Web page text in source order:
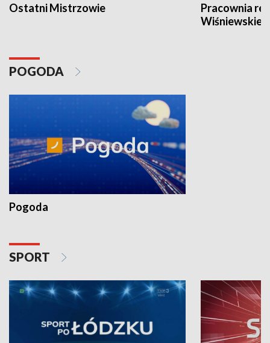
Ostatni Mistrzowie
Pracownia
POGODA
Pogoda
SPORT